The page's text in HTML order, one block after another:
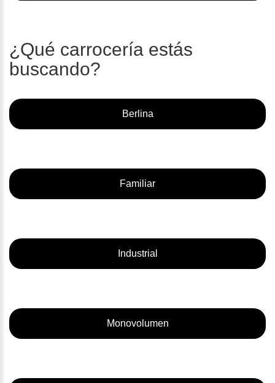
¿Qué carrocería estás
buscando?
Berlina
Familiar
Industrial
Monovolumen